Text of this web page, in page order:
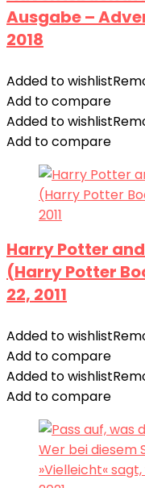
Ausgabe –
2018
Added to wishlist
Add to compare
Added to wishlist
Add to compare
Harry Potter
(Harry Potter
22, 2011
Added to wishlist
Add to compare
Added to wishlist
Add to compare